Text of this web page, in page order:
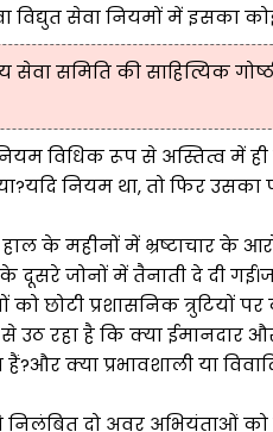
सेवा नियमों में इसका कोई
समिति की साहित्यिक
विधिक रूप से अस्तित्व में ही
नियम था, तो फिर उसका
के महीनों में भ्रष्टाचार के
दूसरे जोनों में तैनाती दे दी
छोटी प्रशासनिक त्रुटियों पर
उठ रहा है कि क्या ईमानदार
हैं?और क्या प्रभावशाली या
दो अवर अभियंताओं